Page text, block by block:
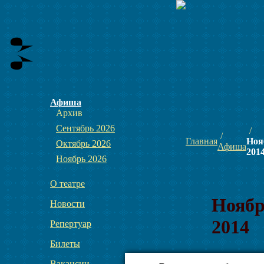
Афиша
Архив
Сентябрь 2026
Октябрь 2026
Ноябрь 2026
О театре
Новости
Репертуар
Билеты
Главная
Афиша
2014
01